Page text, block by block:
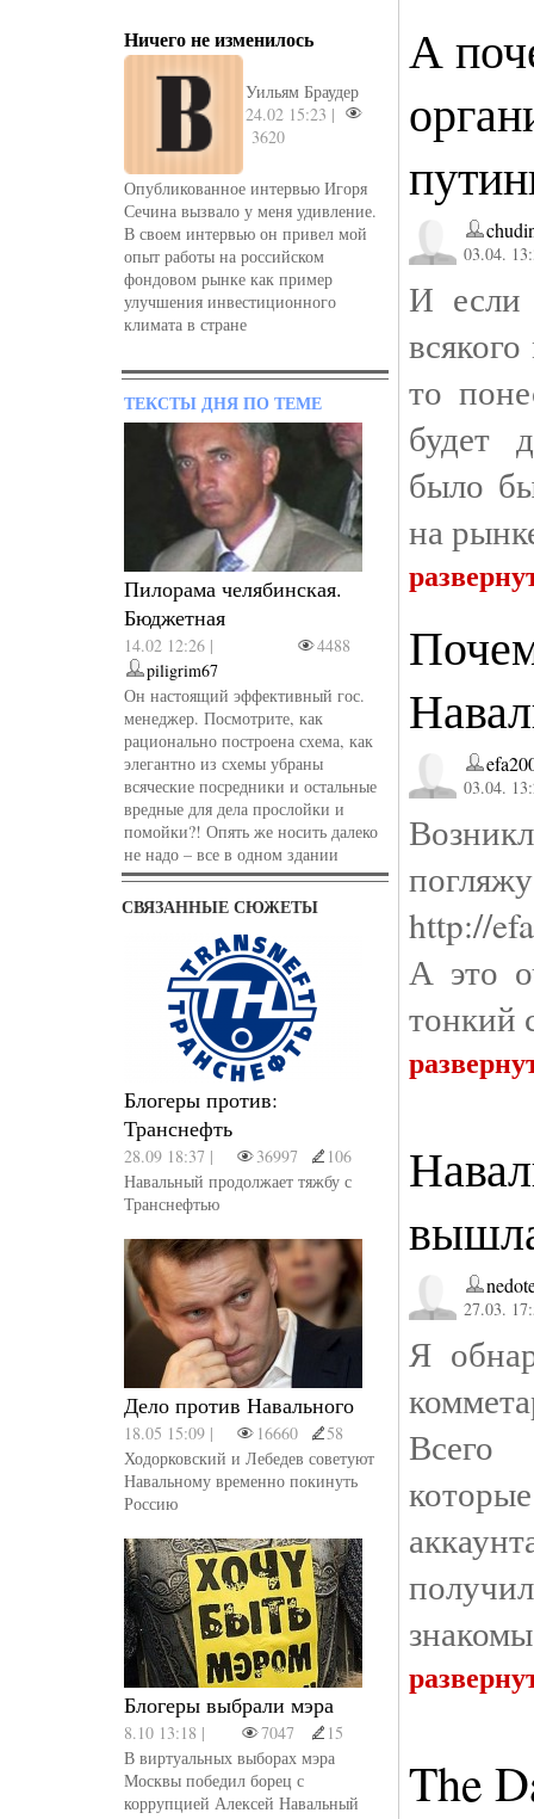
Ничего не изменилось
Уильям Браудер
24.02 15:23 |
3620
Опубликованное интервью Игоря
Сечина вызвало у меня удивление.
В своем интервью он привел мой
опыт работы на российском
фондовом рынке как пример
улучшения инвестиционного
климата в стране
ТЕКСТЫ ДНЯ ПО ТЕМЕ
Пилорама челябинская.
Бюджетная
14.02 12:26 |
4488
piligrim67
Он настоящий эффективный гос.
менеджер. Посмотрите, как
рационально построена схема, как
элегантно из схемы убраны
всяческие посредники и остальные
вредные для дела прослойки и
помойки?! Опять же носить далеко
не надо – все в одном здании
СВЯЗАННЫЕ СЮЖЕТЫ
Блогеры против:
Транснефть
28.09 18:37 | 36997
106
Навальный продолжает тяжбу с
Транснефтью
Дело против Навального
18.05 15:09 | 16660
58
Ходорковский и Лебедев советуют
Навальному временно покинуть
Россию
Блогеры выбрали мэра
8.10 13:18 | 7047
15
В виртуальных выборах мэра
Москвы победил борец с
коррупцией Алексей Навальный
А
03.04.
И если
то
будет
было
на
03.04.
http://
А это
тонкий
27.03.
Я
Всего
The